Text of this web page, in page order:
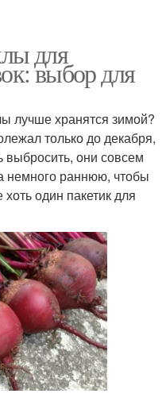
для
выбор для
лучше хранятся зимой?
только до декабря,
они совсем
немного раннюю, чтобы
один пакетик для